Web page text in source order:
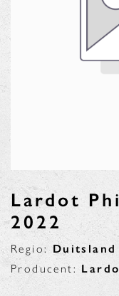
Lardot
2022
Regio: Duitsland
Producent: